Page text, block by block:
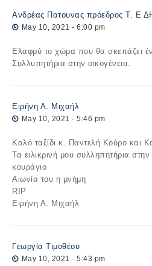
Ανδρέας Πατουνας πρόεδρος Τ. Ε
May 10, 2021 - 6:00 pm
Ελαφρύ το χώμα που θα σκεπάζει
Συλλυπητήρια στην οικογένεια.
Ειρήνη Α. Μιχαήλ
May 10, 2021 - 5:46 pm
Καλό ταξίδι κ. Παντελή Κούρο και
Τα ειλικρινή μου συλληπητήρια
κουράγιο
Αιωνία του η μνήμη
RIP
Ειρήνη Α. Μιχαήλ
Γεωργία Tιμοθέου
May 10, 2021 - 5:43 pm